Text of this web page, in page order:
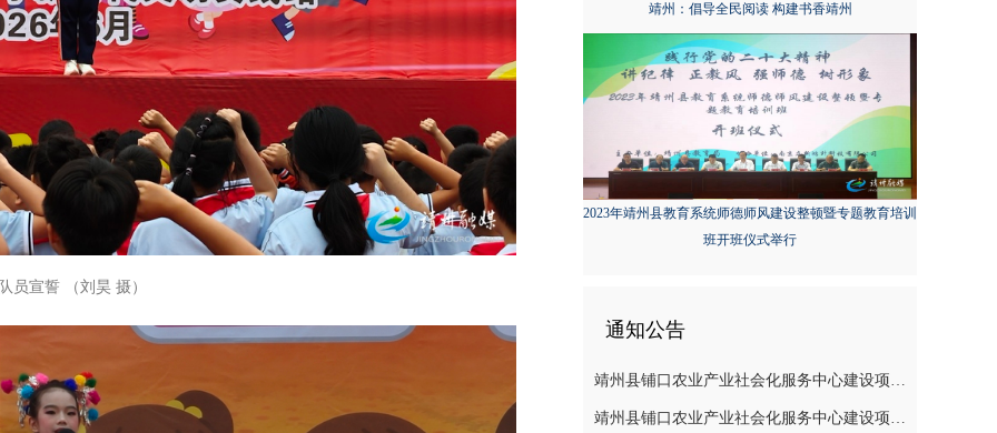
员宣誓 （刘昊 摄）
靖州：倡导全民阅读 构建书香靖州
2023年靖州县教育系统师德师风建设整顿暨专题教育培训
班开班仪式举行
通知公告
靖州县铺口农业产业社会化服务中心建设项目全过程造价咨询服务（施工阶段至竣工阶段）成交结果公告
靖州县铺口农业产业社会化服务中心建设项目设备 安装工程（监理服务)成交结果公告